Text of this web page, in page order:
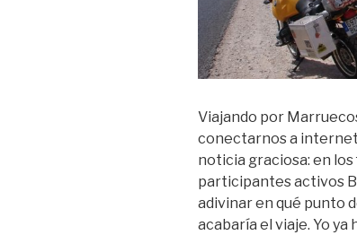
Viajando por
conectarnos a
noticia graciosa: en
participantes activos
adivinar en qué punto
acabaría el viaje. Yo